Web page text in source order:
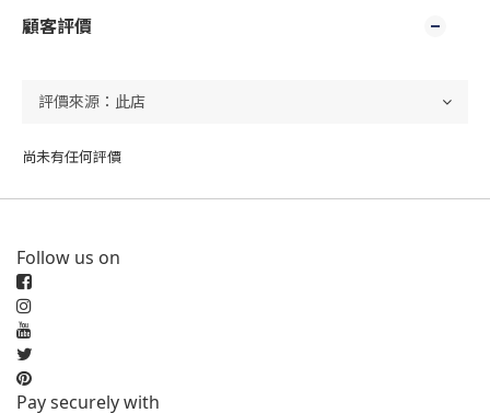
顧客評價
尚未有任何評價
Follow us on
Pay securely with